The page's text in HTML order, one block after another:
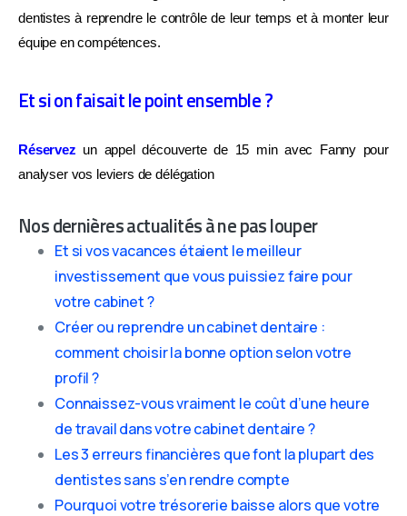
dentistes à reprendre le contrôle de leur temps et à monter leur
équipe en compétences.
Et si on faisait le point ensemble ?
Réservez un appel découverte de 15 min avec Fanny pour
analyser vos leviers de délégation
Nos dernières actualités à ne pas louper
Et si vos vacances étaient le meilleur
investissement que vous puissiez faire pour
votre cabinet ?
Créer ou reprendre un cabinet dentaire :
comment choisir la bonne option selon votre
profil ?
Connaissez-vous vraiment le coût d’une heure
de travail dans votre cabinet dentaire ?
Les 3 erreurs financières que font la plupart des
dentistes sans s’en rendre compte
Pourquoi votre trésorerie baisse alors que votre